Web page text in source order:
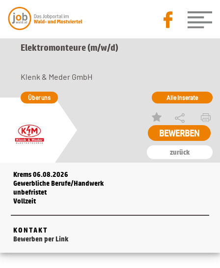
Elektromonteure (m/w/d)
zurück
Klenk & Meder GmbH
Über uns Alle Inserate
Krems 06.08.2026
Gewerbliche Berufe/Handwerk
unbefristet
Vollzeit
KONTAKT
Bewerben per Link